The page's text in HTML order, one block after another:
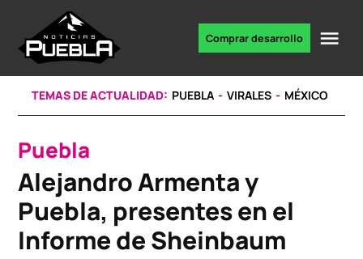
content
noticias
Comprar desarrollo
TEMAS DE ACTUALIDAD: PUEBLA VIRALES MÉXICO
POSTED
IN
Puebla
Alejandro Armenta y
Puebla, presentes en el
Informe de Sheinbaum